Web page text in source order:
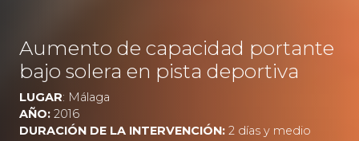
Aumento de capacidad portante
bajo solera en pista deportiva
LUGAR: Málaga
AÑO: 2016
DURACIÓN DE LA INTERVENCIÓN: 2 días y medio